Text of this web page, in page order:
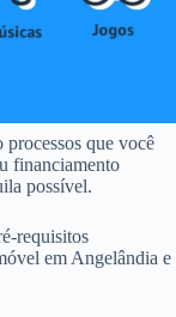
que você
financiamento
possível.
requisitos
em Angelândia e